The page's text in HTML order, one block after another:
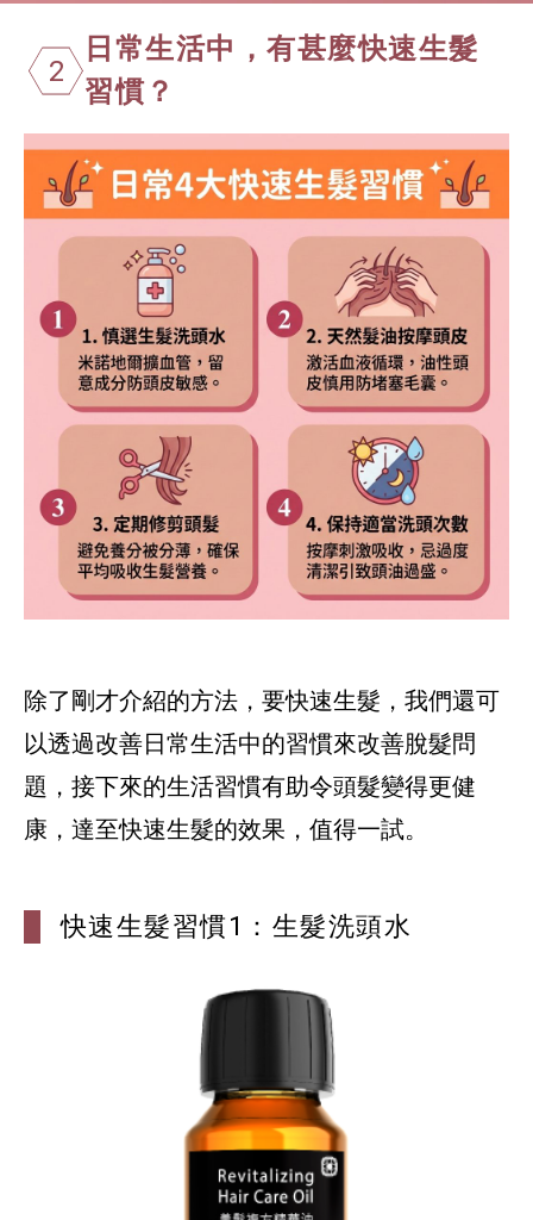
2
日常生活中，有甚麼快速生髮
習慣？
除了剛才介紹的方法，要快速生髮，我們還可
以透過改善日常生活中的習慣來改善脫髮問
題，接下來的生活習慣有助令頭髮變得更健
康，達至快速生髮的效果，值得一試。
快速生髮習慣1：生髮洗頭水